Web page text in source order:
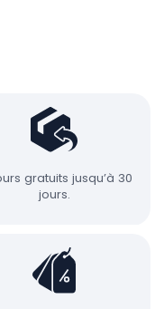
gratuits jusqu’à 30
jours.